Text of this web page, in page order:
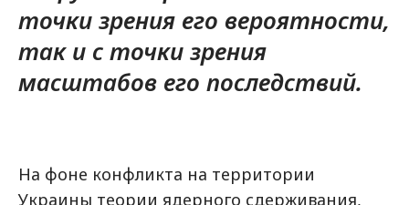
точки зрения его вероятности,
так и с точки зрения
масштабов его последствий.
На фоне конфликта на территории
Украины теории ядерного сдерживания,